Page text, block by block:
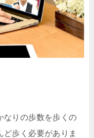
なりの歩数を歩くの
歩く必要がありま